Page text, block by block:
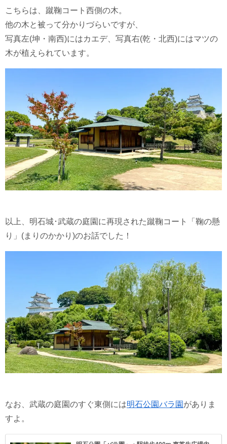
こちらは、蹴鞠コート西側の木。
他の木と被って分かりづらいですが、
写真左(坤・南西)にはカエデ、写真右(乾・北西)にはマツの
木が植えられています。
以上、明石城･武蔵の庭園に再現された蹴鞠コート「鞠の懸
り」(まりのかかり)のお話でした！
なお、武蔵の庭園のすぐ東側には明石公園バラ園 がありま
すよ。